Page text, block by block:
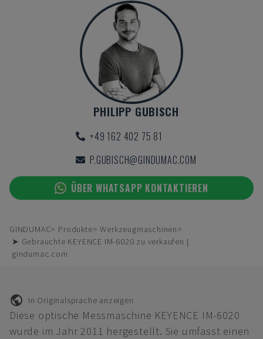
PHILIPP GUBISCH
+49 162 402 75 81
P.GUBISCH@GINDUMAC.COM
ÜBER WHATSAPP KONTAKTIEREN
GINDUMAC Produkte
Werkzeugmaschinen
➤ Gebrauchte KEYENCE IM-6020 zu verkaufen |
gindumac.com
In Originalsprache anzeigen
Diese optische Messmaschine KEYENCE IM-6020
wurde im Jahr 2011 hergestellt. Sie umfasst einen